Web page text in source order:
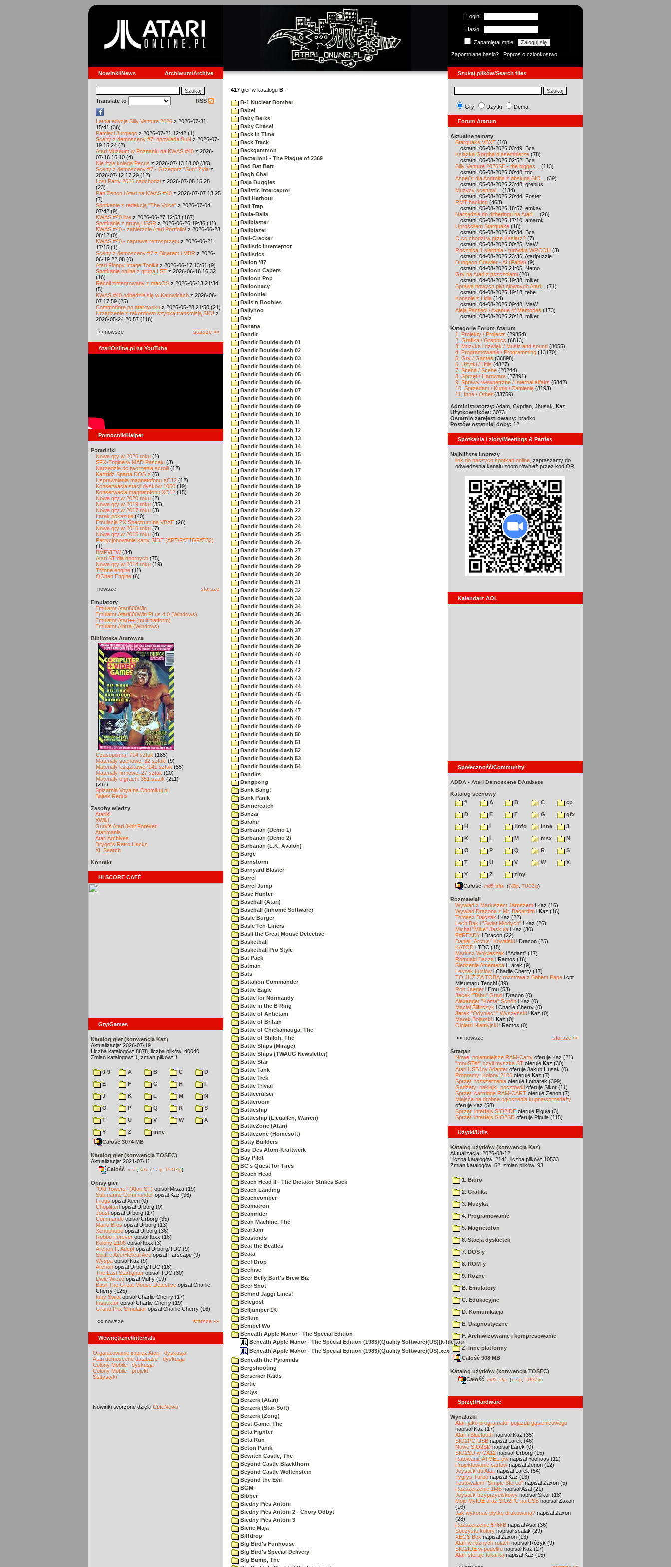
Login:
Hasło:
Zapamiętaj mnie
Zapomniane hasło?
Poproś o członkostwo
Nowinki/News Archiwum/Archive Szukaj plików/Search files
Translate to RSS
Letnia edycja Silly Venture 2026 z 2026-07-31
15:41 (36)
Pamięci Jurgiego z 2026-07-21 12:42 (1)
Sceny z demosceny #7: opowiada SuN z 2026-07-
19 15:24 (2)
Atari Muzeum w Poznaniu na KWAS #40 z 2026-
07-16 16:10 (4)
Nie żyje kolega Pecuś z 2026-07-13 18:00 (30)
Sceny z demosceny #7 - Grzegorz "Sun" Żyła z
2026-07-12 17:29 (12)
Lost Party 2026 nadchodzi z 2026-07-08 15:28
(23)
Pan Zenon i Atari na KWAS #40 z 2026-07-07 13:25
(7)
Spotkanie z redakcją "The Voice" z 2026-07-04
07:42 (9)
KWAS #40 live z 2026-06-27 12:53 (167)
Spotkanie z grupą USSR z 2026-06-26 19:36 (11)
KWAS #40 - zabierzcie Atari Portfolio! z 2026-06-23
08:12 (0)
KWAS #40 - naprawa retrosprzętu z 2026-06-21
17:15 (1)
Sceny z demosceny #7 z Bigerem i MBR z 2026-
06-19 22:08 (0)
Atari Floppy Image Toolkit z 2026-06-17 13:51 (9)
Spotkanie online z grupą LST z 2026-06-16 16:32
(16)
Recoil zintegrowany z macOS z 2026-06-13 21:34
(5)
KWAS #40 odbędzie się w Katowicach z 2026-06-
07 17:59 (25)
Commodore po atarowsku z 2026-05-28 21:50 (21)
Urządzenie z rekordowo szybką transmisją SIO! z
2026-05-24 20:57 (116)
«« nowsze starsze »»
AtariOnline.pl na YouTube
Pomocnik/Helper
Poradniki
Nowe gry w 2026 roku (1)
SFX-Engine w MAD Pascalu (3)
Narzędzie do tworzenia scrolli (12)
Kartridż Sparta DOS X (6)
Usprawnienia magnetofonu XC12 (12)
Konserwacja stacji dysków 1050 (19)
Konserwacja magnetofonu XC12 (15)
Nowe gry w 2020 roku (2)
Nowe gry w 2019 roku (35)
Nowe gry w 2017 roku (3)
Larek pokazuje (40)
Emulacja ZX Spectrum na VBXE (26)
Nowe gry w 2016 roku (7)
Nowe gry w 2015 roku (4)
Partycjonowanie karty SIDE (APT/FAT16/FAT32)
(1)
BMPVIEW(34)
Atari ST dla opornych (75)
Nowe gry w 2014 roku (19)
Tritone engine (11)
QChan Engine (6)
nowsze starsze
Emulatory
Emulator Atari800Win
Emulator Atari800Win PLus 4.0 (Windows)
Emulator Atari++ (multiplatform)
Emulator Altirra (Windows)
Biblioteka Atarowca
Czasopisma: 714 sztuk (185)
Materiały scenowe: 32 sztuki (9)
Materiały książkowe: 141 sztuk (55)
Materiały firmowe: 27 sztuk (20)
Materiały o grach: 351 sztuk (211)
(211)
Spiżarnia Voya na Chomikuj.pl
Bajtek Redux
Zasoby wiedzy
Atariki
XWiki
Gury's Atari 8-bit Forever
Atarimania
Atari Archives
Drygol's Retro Hacks
XL Search
Kontakt
HI SCORE CAFÉ
Gry/Games
Katalog gier (konwencja Kaz)
Aktualizacja: 2026-07-19
Liczba katalogów: 8878, liczba plików: 40040
Zmian katalogów: 1, zmian plików: 1
0-9 A B C
D
E
F G H
I
J
K L M
N
O
P Q R
S
T
U V W
X
Y
Z
inne
Całość 3074 MB
Katalog gier (konwencja TOSEC)
Aktualizacja: 2021-07-11
Całość md5 sha (7-Zip TUGZip)
Opisy gier
"Old Towers" (Atari ST) opisał Misza (19)
Submarine Commander opisał Kaz (36)
Frogs opisał Xeen (0)
Choplifter! opisał Urborg (0)
Joust opisał Urborg (17)
Commando opisał Urborg (35)
Mario Bros opisał Urborg (13)
Xenophobe opisał Urborg (36)
Robbo Forever opisał tbxx (16)
Kolony 2106 opisał tbxx (3)
Archon II: Adept opisał Urborg/TDC (9)
Spitfire Ace/Hellcat Ace opisał Farscape (9)
Wyspa opisał Kaz (9)
Archon opisał Urborg/TDC (16)
The Last Starfighter opisał TDC (30)
Dwie Wieże opisał Muffy (19)
Basil The Great Mouse Detective opisał Charlie
Cherry (125)
Inny Świat opisał Charlie Cherry (17)
Inspektor opisał Charlie Cherry (19)
Grand Prix Simulator opisał Charlie Cherry (16)
«« nowsze starsze »»
Wewnętrzne/Internals
Organizowanie imprez Atari - dyskusja
Atari demoscene database - dyskusja
Colony Mobile - dyskusja
Colony Mobile - projekt
Statystyki
Nowinki tworzone dzięki CuteNews
417 gier w katalogu B:
B-1 Nuclear Bomber
Babel
Baby Berks
Baby Chase!
Back in Time
Back Track
Backgammon
Bacterion! - The Plague of 2369
Bad Bat Bart
Bagh Chal
Baja Buggies
Balistic Interceptor
Ball Harbour
Ball Trap
Balla-Balla
Ballblaster
Ballblazer
Ball-Cracker
Ballistic Interceptor
Ballistics
Ballon '87
Balloon Capers
Balloon Pop
Balloonacy
Balloonier
Balls'n Boobies
Ballyhoo
Balz
Banana
Bandit
Bandit Boulderdash 01
Bandit Boulderdash 02
Bandit Boulderdash 03
Bandit Boulderdash 04
Bandit Boulderdash 05
Bandit Boulderdash 06
Bandit Boulderdash 07
Bandit Boulderdash 08
Bandit Boulderdash 09
Bandit Boulderdash 10
Bandit Boulderdash 11
Bandit Boulderdash 12
Bandit Boulderdash 13
Bandit Boulderdash 14
Bandit Boulderdash 15
Bandit Boulderdash 16
Bandit Boulderdash 17
Bandit Boulderdash 18
Bandit Boulderdash 19
Bandit Boulderdash 20
Bandit Boulderdash 21
Bandit Boulderdash 22
Bandit Boulderdash 23
Bandit Boulderdash 24
Bandit Boulderdash 25
Bandit Boulderdash 26
Bandit Boulderdash 27
Bandit Boulderdash 28
Bandit Boulderdash 29
Bandit Boulderdash 30
Bandit Boulderdash 31
Bandit Boulderdash 32
Bandit Boulderdash 33
Bandit Boulderdash 34
Bandit Boulderdash 35
Bandit Boulderdash 36
Bandit Boulderdash 37
Bandit Boulderdash 38
Bandit Boulderdash 39
Bandit Boulderdash 40
Bandit Boulderdash 41
Bandit Boulderdash 42
Bandit Boulderdash 43
Bandit Boulderdash 44
Bandit Boulderdash 45
Bandit Boulderdash 46
Bandit Boulderdash 47
Bandit Boulderdash 48
Bandit Boulderdash 49
Bandit Boulderdash 50
Bandit Boulderdash 51
Bandit Boulderdash 52
Bandit Boulderdash 53
Bandit Boulderdash 54
Bandits
Bangpong
Bank Bang!
Bank Panik
Bannercatch
Banzai
Barahir
Barbarian (Demo 1)
Barbarian (Demo 2)
Barbarian (L.K. Avalon)
Barge
Barnstorm
Barnyard Blaster
Barrel
Barrel Jump
Base Hunter
Baseball (Atari)
Baseball (Inhome Software)
Basic Burger
Basic Ten-Liners
Basil the Great Mouse Detective
Basketball
Basketball Pro Style
Bat Pack
Batman
Bats
Battalion Commander
Battle Eagle
Battle for Normandy
Battle in the B Ring
Battle of Antietam
Battle of Britain
Battle of Chickamauga, The
Battle of Shiloh, The
Battle Ships (Mirage)
Battle Ships (TWAUG Newsletter)
Battle Star
Battle Tank
Battle Trek
Battle Trivial
Battlecruiser
Battleroom
Battleship
Battleship (Lieuallen, Warren)
BattleZone (Atari)
Battlezone (Homesoft)
Batty Builders
Bau Des Atom-Kraftwerk
Bay Pilot
BC's Quest for Tires
Beach Head
Beach Head II - The Dictator Strikes Back
Beach Landing
Beachcomber
Beamatron
Beamrider
Bean Machine, The
BearJam
Beastoids
Beat the Beatles
Beata
Beef Drop
Beehive
Beer Belly Burt's Brew Biz
Beer Shot
Behind Jaggi Lines!
Belegost
Belljumper 1K
Bellum
Bembel Wo
Beneath Apple Manor - The Special Edition
Beneath Apple Manor - The Special Edition (1983)(Quality Software)(US)[k-file].atr
Beneath Apple Manor - The Special Edition (1983)(Quality Software)(US).xex
Beneath the Pyramids
Bergshooting
Berserker Raids
Bertie
Bertyx
Berzerk (Atari)
Berzerk (Star-Soft)
Berzerk (Zong)
Best Game, The
Beta Fighter
Beta Run
Beton Panik
Bewitch Castle, The
Beyond Castle Blackthorn
Beyond Castle Wolfenstein
Beyond the Evil
BGM
Bibber
Biedny Pies Antoni
Biedny Pies Antoni 2 - Chory Odbyt
Biedny Pies Antoni 3
Biene Maja
Biffdrop
Big Bird's Funhouse
Big Bird's Special Delivery
Big Bump, The
Gry Użytki Dema
Forum Atarum
Aktualne tematy
Starquake VBXE (10)
ostatni: 06-08-2026 03:49, Bca
Książka Gorgha o asemblerze (78)
ostatni: 06-08-2026 02:52, Bca
Silly Venture 2026SE - the bigges...
(113)
ostatni: 06-08-2026 00:48, tdc
AspeQt dla Androida z obsługą SIO...
(39)
ostatni: 05-08-2026 23:48, greblus
Muzycy scenowi...
(134)
ostatni: 05-08-2026 20:44, Foster
RMT hacking (468)
ostatni: 05-08-2026 18:57, emkay
Narzędzie do ditheringu na Atari ...
(26)
ostatni: 05-08-2026 17:10, amarok
Uprościłem Starquake (16)
ostatni: 05-08-2026 00:34, Bca
O co chodzi w grze Kasiarz? (7)
ostatni: 05-08-2026 00:25, MaW
Rocznica 1 sierpnia - turówka WRCOH (3)
ostatni: 04-08-2026 23:36, Ataripuzzle
Dungeon Crawler - AI (Fable) (9)
ostatni: 04-08-2026 21:05, Nemo
Gry na Atari z pszczołami (20)
ostatni: 04-08-2026 19:38, miker
Sprawa nowych płyt głównych Atari...
(71)
ostatni: 04-08-2026 19:18, tebe
Konsole z Lidla (14)
ostatni: 04-08-2026 09:48, MaW
Aleja Pamięci / Avenue of Memories (173)
ostatni: 03-08-2026 20:18, miker
Kategorie Forum Atarum
1. Projekty / Projects (29854)
2. Grafika / Graphics (6813)
3. Muzyka i dźwięk / Music and sound (8055)
4. Programowanie / Programming (13170)
5. Gry / Games (36898)
6. Użytki / Utils (4827)
7. Scena / Scene (20244)
8. Sprzęt / Hardware (27891)
9. Sprawy wewnętrzne / Internal affairs (5842)
10. Sprzedam / Kupię / Zamienię (8193)
11. Inne / Other (33759)
Administratorzy: Adam, Cyprian, Jhusak, Kaz
Użytkowników: 3073
Ostatnio zarejestrowany: bradko
Postów ostatniej doby: 12
Spotkania i zloty/Meetings & Parties
Najbliższe imprezy
link do naszych spotkań online, zapraszamy do
odwiedzenia kanału zoom również przez kod QR:
Kalendarz AOL
Społeczność/Community
ADDA - Atari Demoscene DAtabase
Katalog scenowy
#
A B C
cp
D
E F G
gfx
H
I !info inne
J
K
L M msx
N
O
P Q R
S
T
U V W
X
Y
Z
ziny
Całość md5 sha (7-Zip TUGZip)
Rozmawiali
Wywiad z Mariuszem Jaroszem i Kaz (16)
Wywiad Dracona z Mr. Bacardim i Kaz (16)
Tomasz Dajczak i Kaz (22)
Lech Bąk i "Świat Młodych" i Kaz (26)
Michał "Mike" Jaskuła i Kaz (30)
F#READY i Dracon (22)
Daniel „Arctus” Kowalski i Dracon (25)
KATOD i TDC (15)
Mariusz Wojcieszek i "Adam" (17)
Romuald Bacza i Ramos (16)
Śledzenie Amentesa i Larek (9)
Leszek Łuciów i Charlie Cherry (17)
TO JUŻ ZA TOBĄ: rozmowa z Bobem Pape i cpt.
Misumaru Tenchi (39)
Rob Jaeger i Emu (53)
Jacek "Tabu" Grad i Dracon (0)
Alexander "Koma" Schön i Kaz (0)
Maciej Ślifirczyk i Charlie Cherry (0)
Jarek "Odyniec1" Wyszyński i Kaz (0)
Marek Bojarski i Kaz (0)
Olgierd Niemyjski i Ramos (0)
«« nowsze starsze »»
Stragan
Nowe, pojemniejsze RAM-Carty oferuje Kaz (21)
"mouSTer" czyli myszka ST oferuje Kaz (30)
Atari USBJoy Adapter oferuje Jakub Husak (0)
Programy: Kolony 2106 oferuje Kaz (7)
Sprzęt: rozszerzenia oferuje Lotharek (399)
Gadżety: naklejki, pocztówki oferuje Sikor (11)
Sprzęt: cartridge RAM-CART oferuje Zenon (7)
Miejsce na drobne ogłoszenia kupna/sprzedaży
oferuje Kaz (58)
Sprzęt: interfejs SIO2IDE oferuje Piguła (3)
Sprzęt: interfejs SIO2SD oferuje Piguła (115)
Użytki/Utils
Katalog użytków (konwencja Kaz)
Aktualizacja: 2026-03-12
Liczba katalogów: 2141, liczba plików: 10533
Zmian katalogów: 52, zmian plików: 93
1. Biuro
2. Grafika
3. Muzyka
4. Programowanie
5. Magnetofon
6. Stacja dyskietek
7. DOS-y
8. ROM-y
9. Rozne
B. Emulatory
C. Edukacyjne
D. Komunikacja
E. Diagnostyczne
F. Archiwizowanie i kompresowanie
Z. Inne platformy
Całość 908 MB
Katalog użytków (konwencja TOSEC)
Całość md5 sha (7-Zip TUGZip)
Sprzęt/Hardware
Wynalazki
Atari jako programator pojazdu gąsienicowego
napisał Kaz (17)
Atari i Bluetooth napisał Kaz (35)
SIO2PC-USB napisał Larek (46)
Nowe SIO2SD napisał Larek (0)
SIO2SD w CA12 napisał Urborg (15)
Ratowanie ATMEL-ów napisał Yoohaas (12)
Projektowanie cartów napisał Zenon (12)
Joystick do Atari napisał Larek (54)
Tygrys Turbo napisał Kaz (13)
Testowałem "Simple Stereo" napisał Zaxon (5)
Rozszerzenie 1MB napisał Asal (21)
Joystick trzyprzyciskowy napisał Sikor (18)
Moje MyIDE oraz SIO2PC na USB napisał Zaxon
(16)
Jak wykonać płytkę drukowaną? napisał Zaxon
(28)
Rozszerzenie 576kB napisał Asal (36)
Soczyste kolory napisał scalak (29)
XEGS Box napisał Zaxon (13)
Atari w różnych rolach napisał Różyk (9)
SIO2IDE w pudełku napisał Kaz (27)
Atari steruje tokarką napisał Kaz (15)